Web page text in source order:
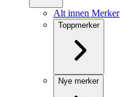
Alt innen Merker
Toppmerker
Nye merker